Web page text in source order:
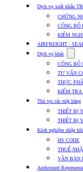
Dịch vụ xuất khẩu
CHỨNG
CÔNG BỐ
KIỂM
AIRFREIGHT -
Dịch vụ khác
for
Dịch
vụ
CÔNG BỐ
TƯ VẤN
THỰC
KIỂM TRA
Thủ tục các mặt hàng
THIẾT BỊ
THIẾT BỊ
Kinh nghiệm nhập
HS CODE
THUẾ
VĂN BẢN
Authorized